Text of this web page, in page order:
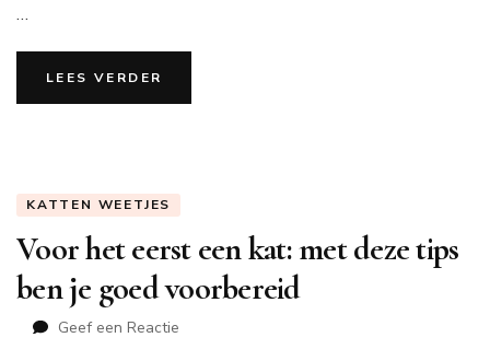
…
LEES VERDER
KATTEN WEETJES
Voor het eerst een kat: met deze tips
ben je goed voorbereid
Geef een Reactie